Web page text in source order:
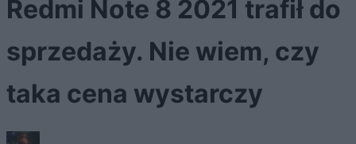
Redmi Note 8 2021 trafił do
sprzedaży. Nie wiem, czy
taka cena wystarczy